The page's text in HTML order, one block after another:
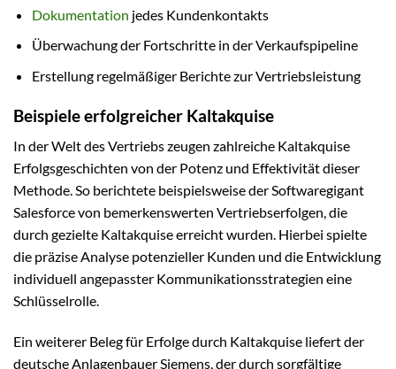
Dokumentation jedes Kundenkontakts
Überwachung der Fortschritte in der Verkaufspipeline
Erstellung regelmäßiger Berichte zur Vertriebsleistung
Beispiele erfolgreicher Kaltakquise
In der Welt des Vertriebs zeugen zahlreiche Kaltakquise
Erfolgsgeschichten von der Potenz und Effektivität dieser
Methode. So berichtete beispielsweise der Softwaregigant
Salesforce von bemerkenswerten Vertriebserfolgen, die
durch gezielte Kaltakquise erreicht wurden. Hierbei spielte
die präzise Analyse potenzieller Kunden und die Entwicklung
individuell angepasster Kommunikationsstrategien eine
Schlüsselrolle.
Ein weiterer Beleg für Erfolge durch Kaltakquise liefert der
deutsche Anlagenbauer Siemens, der durch sorgfältige